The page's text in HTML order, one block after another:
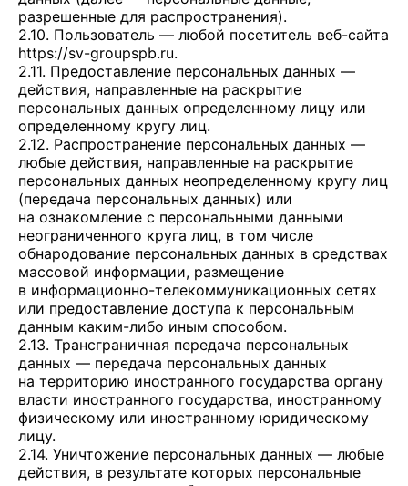
разрешенные для распространения).
2.10. Пользователь — любой посетитель веб-сайта
https://sv-groupspb.ru.
2.11. Предоставление персональных данных —
действия, направленные на раскрытие
персональных данных определенному лицу или
определенному кругу лиц.
2.12. Распространение персональных данных —
любые действия, направленные на раскрытие
персональных данных неопределенному кругу лиц
(передача персональных данных) или
на ознакомление с персональными данными
неограниченного круга лиц, в том числе
обнародование персональных данных в средствах
массовой информации, размещение
в информационно-телекоммуникационных сетях
или предоставление доступа к персональным
данным каким-либо иным способом.
2.13. Трансграничная передача персональных
данных — передача персональных данных
на территорию иностранного государства органу
власти иностранного государства, иностранному
физическому или иностранному юридическому
лицу.
2.14. Уничтожение персональных данных — любые
действия, в результате которых персональные